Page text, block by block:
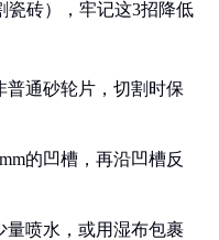
瓷砖），牢记这3招降低
普通砂轮片，切割时保
的凹槽，再沿凹槽反
量喷水，或用湿布包裹